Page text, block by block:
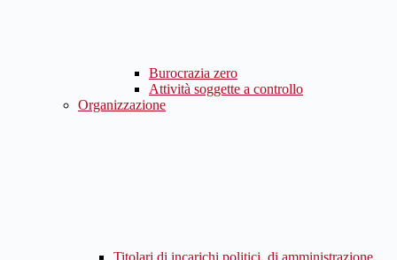
Burocrazia zero
Attività soggette a controllo
Organizzazione